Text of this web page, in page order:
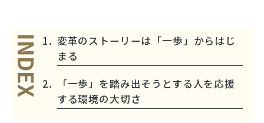
INDEX
変革のストーリーは「一歩」からはじ
まる
「一歩」を踏み出そうとする人を応援
する環境の大切さ